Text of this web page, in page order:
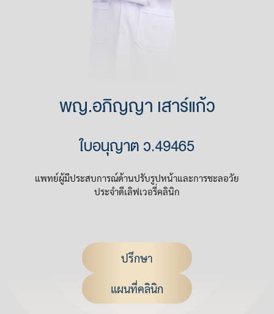
พญ.อภิญญา เสาร์แก้ว
ใบอนุญาต ว.49465
แพทย์ผู้มีประสบการณ์ด้านปรับรูปหน้าและการชะลอวัย
ประจำดีเลิฟเวอรี่คลินิก
ปรึกษา
แผนที่คลินิก